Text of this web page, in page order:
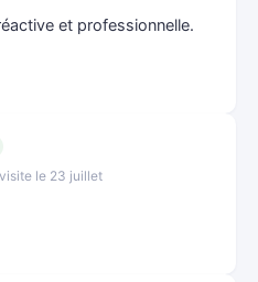
et professionnelle.
le 23 juillet